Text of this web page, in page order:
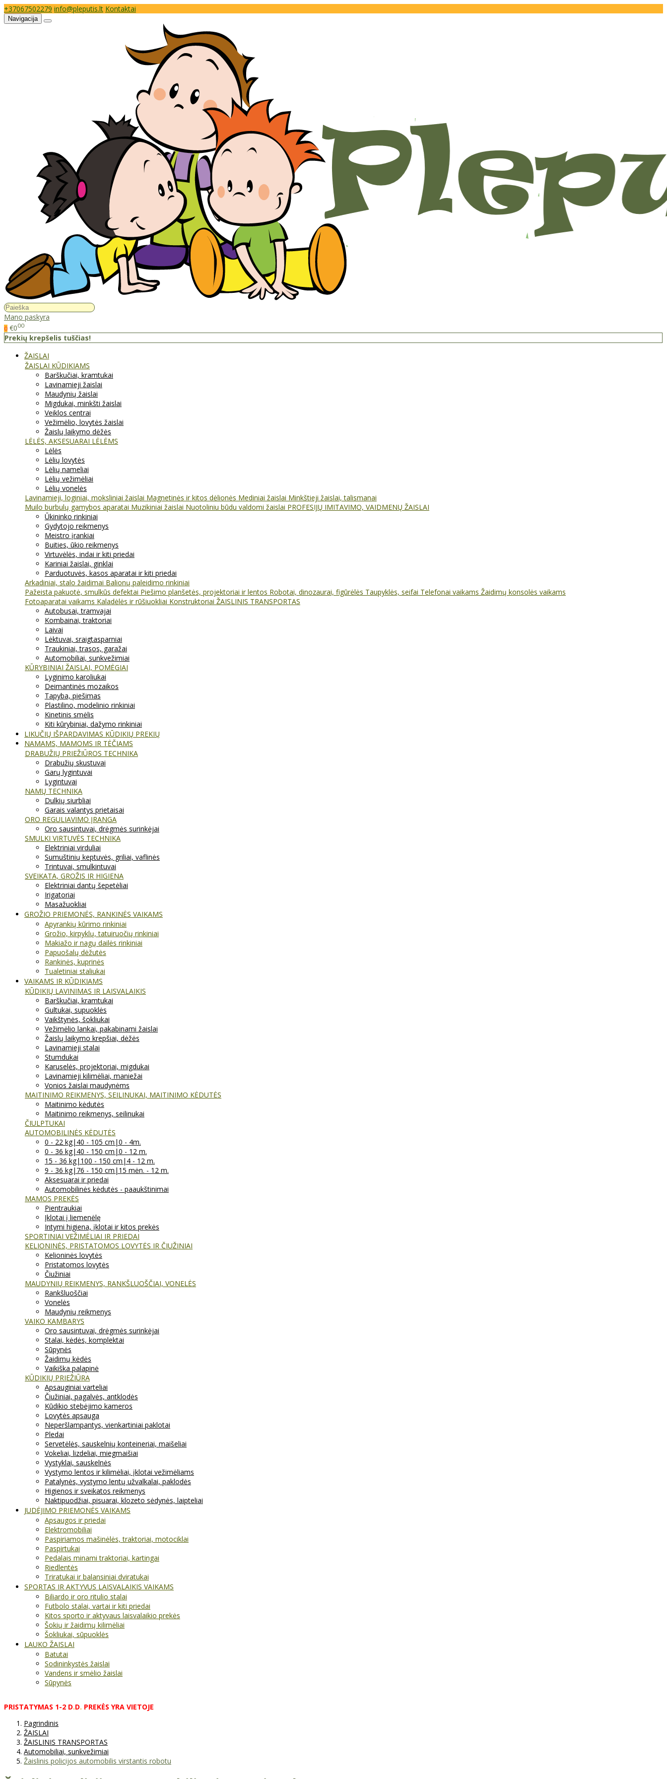
+37067502279 info@pleputis.lt Kontaktai
Navigacija
Mano paskyra
0 €000
Prekių krepšelis tuščias!
ŽAISLAI
ŽAISLAI KŪDIKIAMS
Barškučiai, kramtukai
Lavinamieji žaislai
Maudynių žaislai
Migdukai, minkšti žaislai
Veiklos centrai
Vežimėlio, lovytės žaislai
Žaislų laikymo dėžės
LĖLĖS, AKSESUARAI LĖLĖMS
Lėlės
Lėlių lovytės
Lėlių nameliai
Lėlių vežimėliai
Lėlių vonelės
Lavinamieji, loginiai, moksliniai žaislai Magnetinės ir kitos dėlionės Mediniai žaislai Minkštieji žaislai, talismanai
Muilo burbulų gamybos aparatai Muzikiniai žaislai Nuotoliniu būdu valdomi žaislai PROFESIJŲ IMITAVIMO, VAIDMENŲ ŽAISLAI
Ūkininko rinkiniai
Gydytojo reikmenys
Meistro įrankiai
Buities, ūkio reikmenys
Virtuvėlės, indai ir kiti priedai
Kariniai žaislai, ginklai
Parduotuvės, kasos aparatai ir kiti priedai
Arkadiniai, stalo žaidimai Balionų paleidimo rinkiniai
Pažeista pakuotė, smulkūs defektai Piešimo planšetės, projektoriai ir lentos Robotai, dinozaurai, figūrėlės Taupyklės, seifai Telefonai vaikams Žaidimų konsolės vaikams
Fotoaparatai vaikams Kaladėlės ir rūšiuokliai Konstruktoriai ŽAISLINIS TRANSPORTAS
Autobusai, tramvajai
Kombainai, traktoriai
Laivai
Lėktuvai, sraigtasparniai
Traukiniai, trasos, garažai
Automobiliai, sunkvežimiai
KŪRYBINIAI ŽAISLAI, POMĖGIAI
Lyginimo karoliukai
Deimantinės mozaikos
Tapyba, piešimas
Plastilino, modelinio rinkiniai
Kinetinis smėlis
Kiti kūrybiniai, dažymo rinkiniai
LIKUČIŲ IŠPARDAVIMAS KŪDIKIŲ PREKIŲ
NAMAMS, MAMOMS IR TĖČIAMS
DRABUŽIŲ PRIEŽIŪROS TECHNIKA
Drabužių skustuvai
Garų lygintuvai
Lygintuvai
NAMŲ TECHNIKA
Dulkių siurbliai
Garais valantys prietaisai
ORO REGULIAVIMO ĮRANGA
Oro sausintuvai, drėgmės surinkėjai
SMULKI VIRTUVĖS TECHNIKA
Elektriniai virduliai
Sumuštinių keptuvės, griliai, vaflinės
Trintuvai, smulkintuvai
SVEIKATA, GROŽIS IR HIGIENA
Elektriniai dantų šepetėliai
Irigatoriai
Masažuokliai
GROŽIO PRIEMONĖS, RANKINĖS VAIKAMS
Apyrankių kūrimo rinkiniai
Grožio, kirpyklų, tatuiruočių rinkiniai
Makiažo ir nagų dailės rinkiniai
Papuošalų dėžutės
Rankinės, kuprinės
Tualetiniai staliukai
VAIKAMS IR KŪDIKIAMS
KŪDIKIŲ LAVINIMAS IR LAISVALAIKIS
Barškučiai, kramtukai
Gultukai, supuoklės
Vaikštynės, šokliukai
Vežimėlio lankai, pakabinami žaislai
Žaislų laikymo krepšiai, dėžės
Lavinamieji stalai
Stumdukai
Karuselės, projektoriai, migdukai
Lavinamieji kilimėliai, maniežai
Vonios žaislai maudynėms
MAITINIMO REIKMENYS, SEILINUKAI, MAITINIMO KĖDUTĖS
Maitinimo kėdutės
Maitinimo reikmenys, seilinukai
ČIULPTUKAI
AUTOMOBILINĖS KĖDUTĖS
0 - 22 kg|40 - 105 cm|0 - 4m.
0 - 36 kg|40 - 150 cm|0 - 12 m.
15 - 36 kg|100 - 150 cm|4 - 12 m.
9 - 36 kg|76 - 150 cm|15 mėn. - 12 m.
Aksesuarai ir priedai
Automobilinės kėdutės - paaukštinimai
MAMOS PREKĖS
Pientraukiai
Įklotai į liemenėlę
Intymi higiena, įklotai ir kitos prekės
SPORTINIAI VEŽIMĖLIAI IR PRIEDAI
KELIONINĖS, PRISTATOMOS LOVYTĖS IR ČIUŽINIAI
Kelioninės lovytės
Pristatomos lovytės
Čiužiniai
MAUDYNIŲ REIKMENYS, RANKŠLUOŠČIAI, VONELĖS
Rankšluoščiai
Vonelės
Maudynių reikmenys
VAIKO KAMBARYS
Oro sausintuvai, drėgmės surinkėjai
Stalai, kėdės, komplektai
Sūpynės
Žaidimų kėdės
Vaikiška palapinė
KŪDIKIŲ PRIEŽIŪRA
Apsauginiai varteliai
Čiužiniai, pagalvės, antklodės
Kūdikio stebėjimo kameros
Lovytės apsauga
Neperšlampantys, vienkartiniai paklotai
Pledai
Servetėlės, sauskelnių konteineriai, maišeliai
Vokeliai, lizdeliai, miegmaišiai
Vystyklai, sauskelnės
Vystymo lentos ir kilimėliai, įklotai vežimėliams
Patalynės, vystymo lentų užvalkalai, paklodės
Higienos ir sveikatos reikmenys
Naktipuodžiai, pisuarai, klozeto sėdynės, laipteliai
JUDĖJIMO PRIEMONĖS VAIKAMS
Apsaugos ir priedai
Elektromobiliai
Paspiriamos mašinėlės, traktoriai, motociklai
Paspirtukai
Pedalais minami traktoriai, kartingai
Riedlentės
Triratukai ir balansiniai dviratukai
SPORTAS IR AKTYVUS LAISVALAIKIS VAIKAMS
Biliardo ir oro ritulio stalai
Futbolo stalai, vartai ir kiti priedai
Kitos sporto ir aktyvaus laisvalaikio prekės
Šokių ir žaidimų kilimėliai
Šokliukai, sūpuoklės
LAUKO ŽAISLAI
Batutai
Sodininkystės žaislai
Vandens ir smėlio žaislai
Sūpynės
PRISTATYMAS 1-2 D.D. PREKĖS YRA VIETOJE
Pagrindinis
ŽAISLAI
ŽAISLINIS TRANSPORTAS
Automobiliai, sunkvežimiai
Žaislinis policijos automobilis virstantis robotu